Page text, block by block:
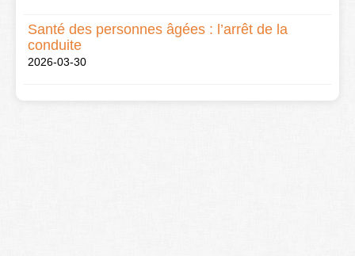
Santé des personnes âgées : l’arrêt de la
conduite
2026-03-30